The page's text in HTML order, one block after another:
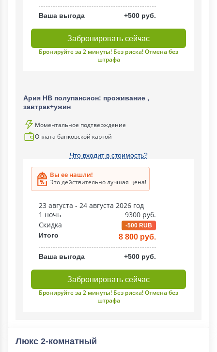
Ваша выгода +500 руб.
Забронировать сейчас
Бронируйте за 2 минуты! Без риска! Отмена без
штрафа
Ария НВ полупансион: проживание ,
завтрак+ужин
Моментальное подтверждение
Оплата банковской картой
Что входит в стоимость?
Вы ее нашли!
Это действительно лучшая цена!
23 августа - 24 августа 2026 год
1 ночь
9300 руб.
Скидка
-500 RUB
Итого 8 800 руб.
Ваша выгода +500 руб.
Забронировать сейчас
Бронируйте за 2 минуты! Без риска! Отмена без
штрафа
Люкс 2-комнатный